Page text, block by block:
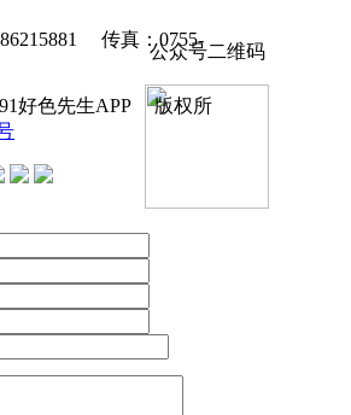
公众号二维码
传真：0755-
91好色先生APP 版权所